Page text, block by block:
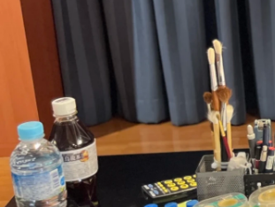
石田 乃亜